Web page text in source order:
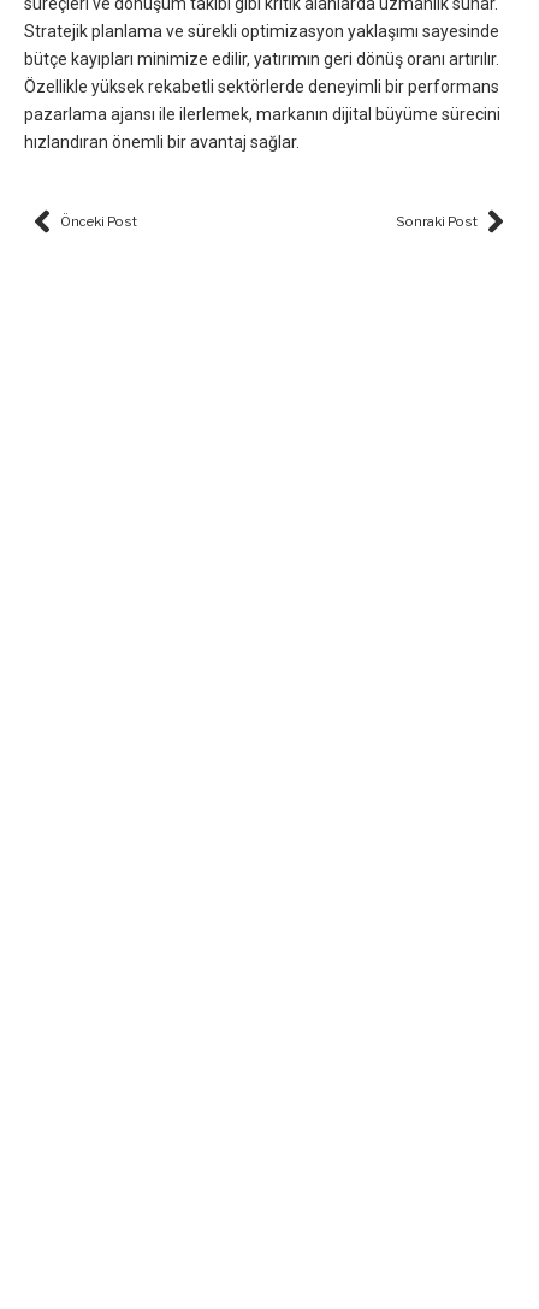
Stratejik planlama ve sürekli optimizasyon yaklaşımı sayesinde
bütçe kayıpları minimize edilir, yatırımın geri dönüş oranı artırılır.
Özellikle yüksek rekabetli sektörlerde deneyimli bir performans
pazarlama ajansı ile ilerlemek, markanın dijital büyüme sürecini
hızlandıran önemli bir avantaj sağlar.
Prev
Önceki Post Sonraki Post